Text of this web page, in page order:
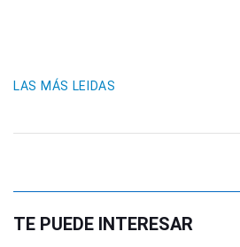
LAS MÁS LEIDAS
TE PUEDE INTERESAR